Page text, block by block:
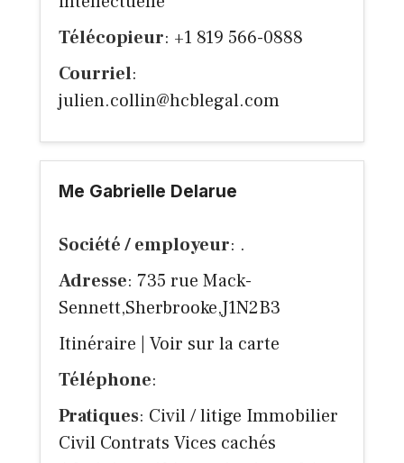
Télécopieur: +1 819 566-0888
Courriel:
julien.collin@hcblegal.com
Me Gabrielle Delarue
Société / employeur: .
Adresse: 735 rue Mack-
Sennett,Sherbrooke,J1N2B3
Itinéraire
Voir sur la carte
Téléphone:
Pratiques: Civil / litige Immobilier
Civil Contrats Vices cachés